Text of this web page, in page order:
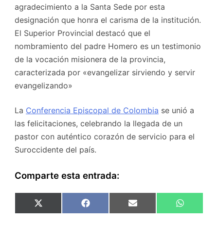
agradecimiento a la Santa Sede por esta
designación que honra el carisma de la institución.
El Superior Provincial destacó que el
nombramiento del padre Homero es un testimonio
de la vocación misionera de la provincia,
caracterizada por «evangelizar sirviendo y servir
evangelizando»
La Conferencia Episcopal de Colombia se unió a
las felicitaciones, celebrando la llegada de un
pastor con auténtico corazón de servicio para el
Suroccidente del país.
Comparte esta entrada:
Compartir
en
X
(
Compartir
en
F
a
Compartir
en
E
m
en
W
h